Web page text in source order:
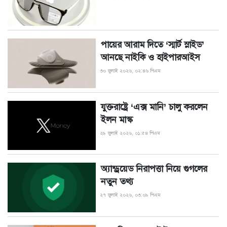
পায়ের আরাম দিতে ‘স্মার্ট স্লাইড’
আনছে নাইকি ও হাইপারআইস
৩০ জুলাই ২০২৬, ০২:৪৬ পিএম
যুক্তরাষ্ট্রে ‘এক্স মানি’ চালু করলেন
ইলন মাস্ক
২৯ জুলাই ২০২৬, ০১:৫৪ পিএম
অ্যান্ড্রয়েড নিরাপত্তা নিয়ে গুগলের
নতুন তথ্য
২৭ জুলাই ২০২৬, ০৩:০৯ পিএম